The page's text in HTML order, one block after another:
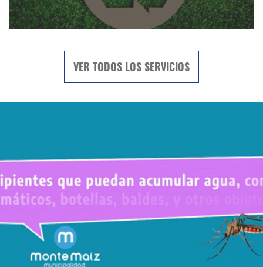
VER TODOS LOS SERVICIOS